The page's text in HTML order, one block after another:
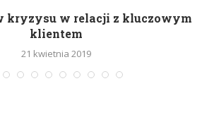
kryzysu w relacji z kluczowym
klientem
21 kwietnia 2019